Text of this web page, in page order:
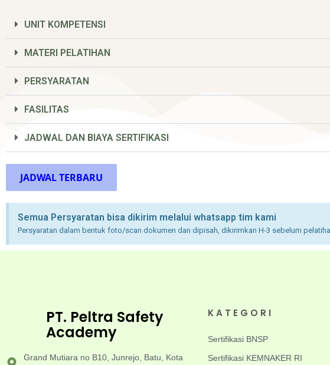
UNIT KOMPETENSI
MATERI PELATIHAN
PERSYARATAN
FASILITAS
JADWAL DAN BIAYA SERTIFIKASI
JADWAL TERBARU
Semua Persyaratan bisa dikirim melalui whatsapp tim kami
Persyaratan dalam bentuk foto/scan dokumen dan dipisah, dikirimkan H-3 sebelum
PT. Peltra Safety
Academy
Grand Mutiara no B10, Junrejo, Batu, Kota
KATEGORI
Sertifikasi BNSP
Sertifikasi KEMNAKER RI